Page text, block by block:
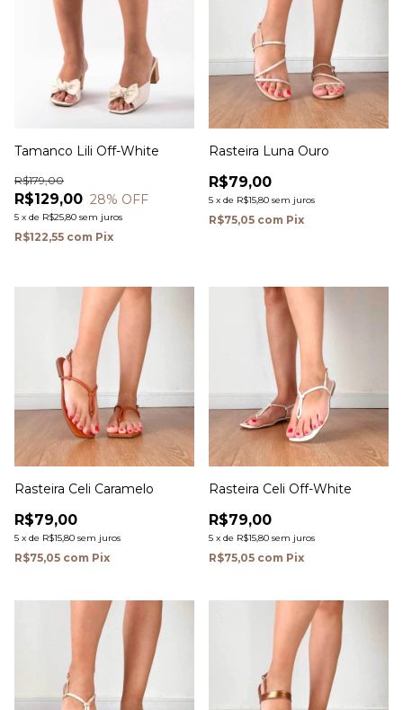
Tamanco Lili Off-White
R$129,00
R$179,00
28% OFF
5 x de R$25,80 sem juros
R$122,55 com Pix
Rasteira Luna Ouro
R$79,00
5 x de R$15,80 sem juros
R$75,05 com Pix
Rasteira Celi Caramelo
R$79,00
5 x de R$15,80 sem juros
R$75,05 com Pix
Rasteira Celi Off-White
R$79,00
5 x de R$15,80 sem juros
R$75,05 com Pix